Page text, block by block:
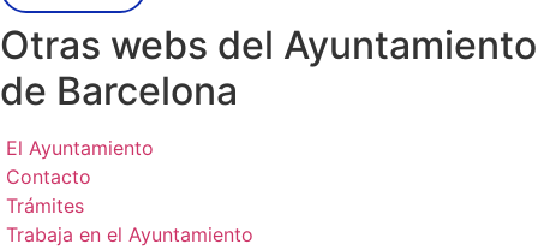
Otras webs del Ayuntamiento
de Barcelona
El Ayuntamiento
Contacto
Trámites
Trabaja en el Ayuntamiento